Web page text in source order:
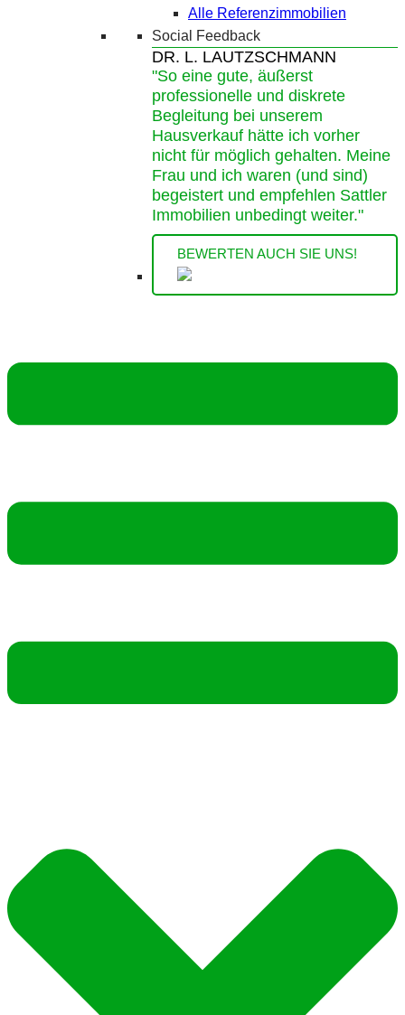
Alle Referenzimmobilien
Social Feedback
DR. L. LAUTZSCHMANN
"So eine gute, äußerst
professionelle und diskrete
Begleitung bei unserem
Hausverkauf hätte ich vorher
nicht für möglich gehalten. Meine
Frau und ich waren (und sind)
begeistert und empfehlen Sattler
Immobilien unbedingt weiter."
BEWERTEN AUCH SIE UNS!